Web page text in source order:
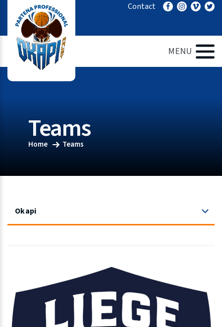
inhoud
Contact
MENU
Teams
Home Teams